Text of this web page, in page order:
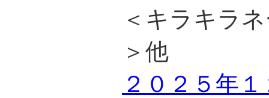
＜キラキラ
＞他
２０２５年